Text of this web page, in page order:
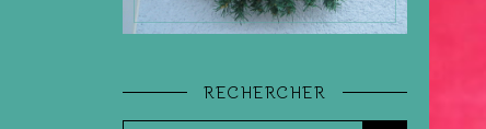
RECHERCHER